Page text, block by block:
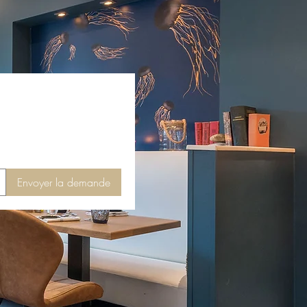
Envoyer la demande